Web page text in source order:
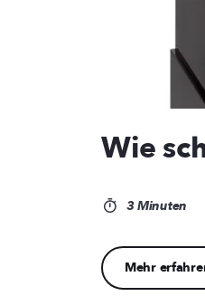
Wie
3 Minuten
Mehr